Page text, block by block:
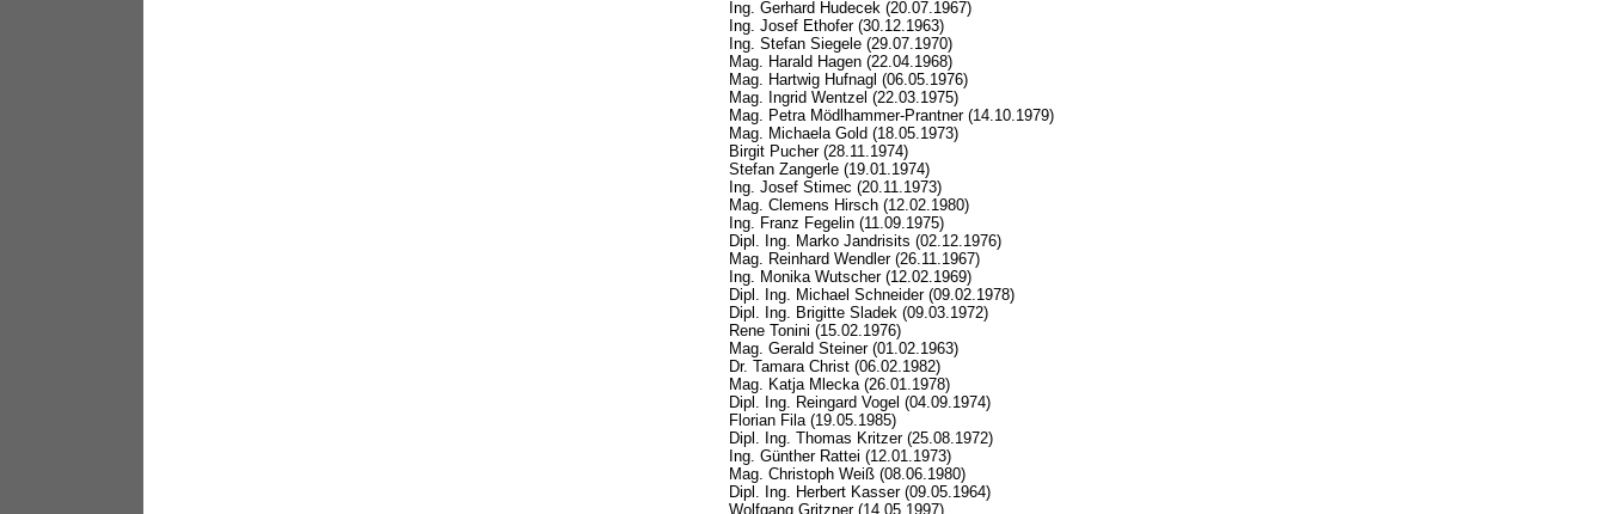
Ing. Gerhard Hudecek (20.07.1967)
Ing. Josef Ethofer (30.12.1963)
Ing. Stefan Siegele (29.07.1970)
Mag. Harald Hagen (22.04.1968)
Mag. Hartwig Hufnagl (06.05.1976)
Mag. Ingrid Wentzel (22.03.1975)
Mag. Petra Mödlhammer-Prantner (14.10.1979)
Mag. Michaela Gold (18.05.1973)
Birgit Pucher (28.11.1974)
Stefan Zangerle (19.01.1974)
Ing. Josef Stimec (20.11.1973)
Mag. Clemens Hirsch (12.02.1980)
Ing. Franz Fegelin (11.09.1975)
Dipl. Ing. Marko Jandrisits (02.12.1976)
Mag. Reinhard Wendler (26.11.1967)
Ing. Monika Wutscher (12.02.1969)
Dipl. Ing. Michael Schneider (09.02.1978)
Dipl. Ing. Brigitte Sladek (09.03.1972)
Rene Tonini (15.02.1976)
Mag. Gerald Steiner (01.02.1963)
Dr. Tamara Christ (06.02.1982)
Mag. Katja Mlecka (26.01.1978)
Dipl. Ing. Reingard Vogel (04.09.1974)
Florian Fila (19.05.1985)
Dipl. Ing. Thomas Kritzer (25.08.1972)
Ing. Günther Rattei (12.01.1973)
Mag. Christoph Weiß (08.06.1980)
Dipl. Ing. Herbert Kasser (09.05.1964)
Wolfgang Gritzner (14.05.1997)